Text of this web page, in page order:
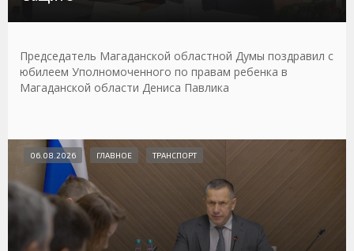
Председатель Магаданской областной Думы поздравил с
юбилеем Уполномоченного по правам ребенка в
Магаданской области Дениса Павлика
06.08.2026 ГЛАВНОЕ ТРАНСПОРТ